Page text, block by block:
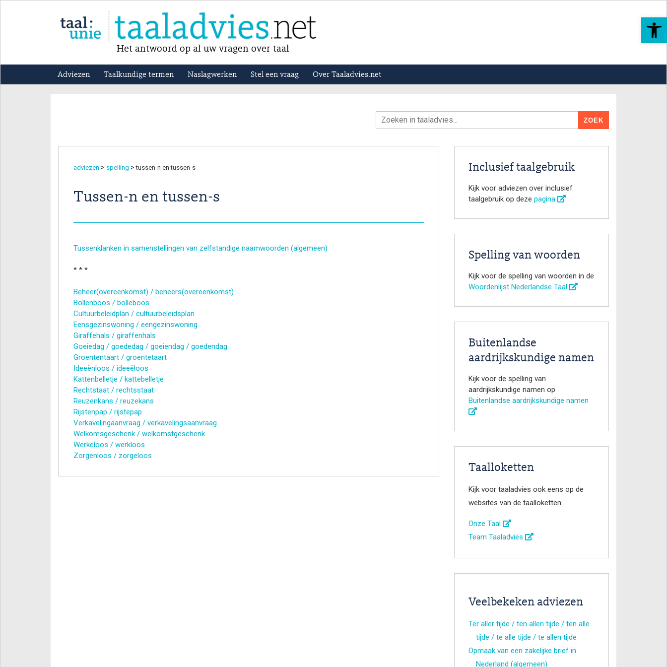
Toolbar openen
Het antwoord op al uw vragen over taal
Adviezen Taalkundige termen Naslagwerken Stel een vraag Over Taaladvies.net
adviezen > spelling > tussen-n en tussen-s
Tussen-n en tussen-s
Tussenklanken in samenstellingen van zelfstandige naamwoorden (algemeen)
* * *
Beheer(overeenkomst) / beheers(overeenkomst)
Bollenboos / bolleboos
Cultuurbeleidplan / cultuurbeleidsplan
Eensgezinswoning / eengezinswoning
Giraffehals / giraffenhals
Goeiedag / goededag / goeiendag / goedendag
Groententaart / groentetaart
Ideeënloos / ideeëloos
Kattenbelletje / kattebelletje
Rechtstaat / rechtsstaat
Reuzenkans / reuzekans
Rijstenpap / rijstepap
Verkavelingaanvraag / verkavelingsaanvraag
Welkomsgeschenk / welkomstgeschenk
Werkeloos / werkloos
Zorgenloos / zorgeloos
Inclusief taalgebruik
Kijk voor adviezen over inclusief
taalgebruik op deze pagina
Spelling van woorden
Kijk voor de spelling van woorden in de
Woordenlijst Nederlandse Taal
Buitenlandse
aardrijkskundige namen
Kijk voor de spelling van
aardrijkskundige namen op
Buitenlandse aardrijkskundige namen
Taalloketten
Kijk voor taaladvies ook eens op de
websites van de taalloketten:
Onze Taal
Team Taaladvies
Veelbekeken adviezen
Ter aller tijde / ten allen tijde / ten alle
tijde / te alle tijde / te allen tijde
Opmaak van een zakelijke brief in
Nederland (algemeen)